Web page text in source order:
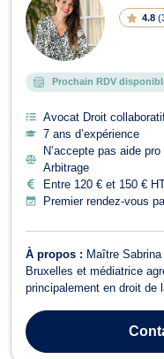
4.8 (
Prochain RDV
Avocat Droit
7 ans d’expérience
N’accepte pas aide
Arbitrage
Entre 120 € et 150 €
Premier rendez-vous
À propos : Maître
Bruxelles et médiatrice
principalement en droit de
accompagne ses clients
efficacité, afin de propos...